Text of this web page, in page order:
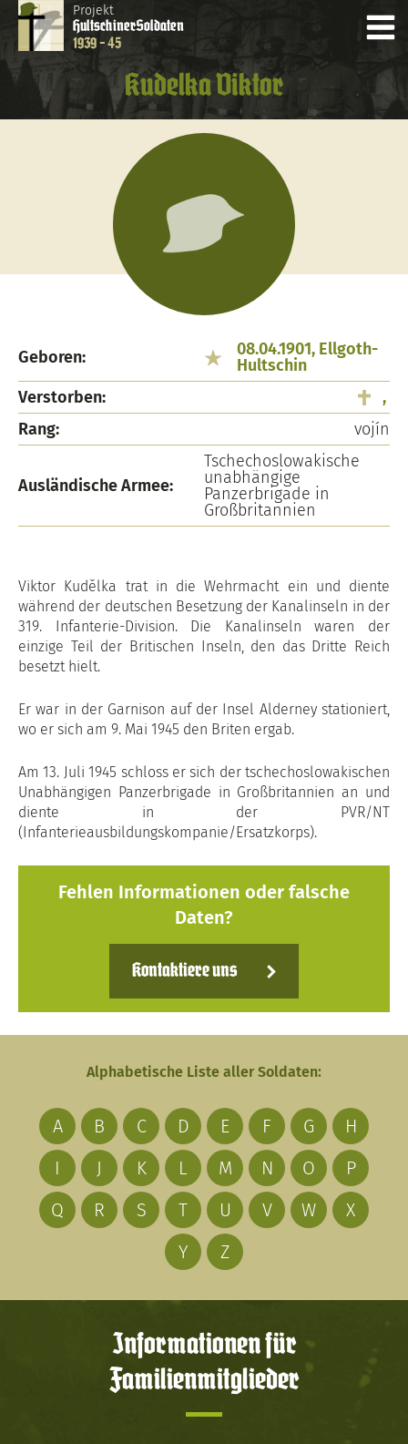
Projekt
HultschinerSoldaten
1939 - 45
Kudelka Viktor
Geboren:
08.04.1901, Ellgoth-
Hultschin
Verstorben:
,
Rang:
vojín
Ausländische Armee:
Tschechoslowakische
unabhängige
Panzerbrigade in
Großbritannien
Viktor Kudělka trat in die Wehrmacht ein und diente
während der deutschen Besetzung der Kanalinseln in der
319. Infanterie-Division. Die Kanalinseln waren der
einzige Teil der Britischen Inseln, den das Dritte Reich
besetzt hielt.
Er war in der Garnison auf der Insel Alderney stationiert,
wo er sich am 9. Mai 1945 den Briten ergab.
Am 13. Juli 1945 schloss er sich der tschechoslowakischen
Unabhängigen Panzerbrigade in Großbritannien an und
diente in der PVR/NT
(Infanterieausbildungskompanie/Ersatzkorps).
Fehlen Informationen oder falsche
Daten?
Kontaktiere uns
Alphabetische Liste aller Soldaten:
A B C D E F G
H
I
J K L M N O
P
Q
R S T U V W
X
Y
Z
Informationen für
Familienmitglieder